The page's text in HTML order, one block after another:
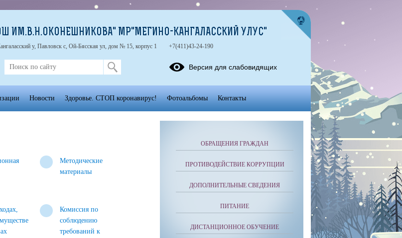
Методические
материалы
Комиссия по
соблюдению
требований к
ОБРАЩЕНИЯ ГРАЖДАН
ПРОТИВОДЕЙСТВИЕ КОРРУПЦИИ
ДОПОЛНИТЕЛЬНЫЕ СВЕДЕНИЯ
ПИТАНИЕ
ДИСТАНЦИОННОЕ ОБУЧЕНИЕ
ИМ.В.Н.ОКОНЕШНИКОВА" МР"МЕГИНО-КАНГАЛАССКИЙ УЛУС"
у, Павловск с, Ой-Бясская ул, дом № 15, корпус 1 +7(411)43-24-190
Версия для слабовидящих
Новости Здоровье. СТОП коронавирус! Фотоальбомы Контакты